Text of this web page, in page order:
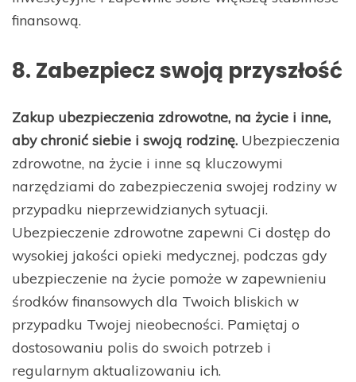
finansową.
8. Zabezpiecz swoją przyszłość
Zakup ubezpieczenia zdrowotne, na życie i inne,
aby chronić siebie i swoją rodzinę. Ubezpieczenia
zdrowotne, na życie i inne są kluczowymi
narzędziami do zabezpieczenia swojej rodziny w
przypadku nieprzewidzianych sytuacji.
Ubezpieczenie zdrowotne zapewni Ci dostęp do
wysokiej jakości opieki medycznej, podczas gdy
ubezpieczenie na życie pomoże w zapewnieniu
środków finansowych dla Twoich bliskich w
przypadku Twojej nieobecności. Pamiętaj o
dostosowaniu polis do swoich potrzeb i
regularnym aktualizowaniu ich.